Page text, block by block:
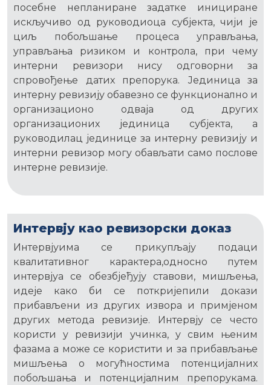
посебне непланиране задатке инициране
искључиво од руководиоца субјекта, чији је
циљ побољшање процеса управљања,
управљања ризиком и контрола, при чему
интерни ревизори нису одговорни за
спровођење датих препорука. Јединица за
интерну ревизију обавезно се функционално и
организационо одваја од других
организационих јединица субјекта, а
руководилац јединице за интерну ревизију и
интерни ревизор могу обављати само послове
интерне ревизије.
Интервју као ревизорски доказ
Интервјуима се прикупљају подаци
квалитативног карактера,односно путем
интервјуа се обезбјеђују ставови, мишљења,
идеје како би се поткријепили докази
прибављени из других извора и примјеном
других метода ревизије. Интервју се често
користи у ревизији учинка, у свим њеним
фазама а може се користити и за прибављање
мишљења о могућностима потенцијалних
побољшања и потенцијалним препорукама.